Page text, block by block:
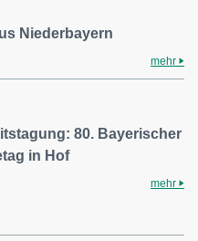
Niederbayern
mehr
80. Bayerischer
in Hof
mehr